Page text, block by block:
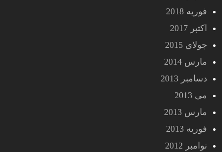
فوریه 2018
اکتبر 2017
جولای 2015
مارس 2014
دسامبر 2013
می 2013
مارس 2013
فوریه 2013
نوامبر 2012